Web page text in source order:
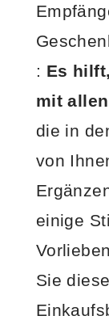
: Es
mit
die in
von
einige
Sie